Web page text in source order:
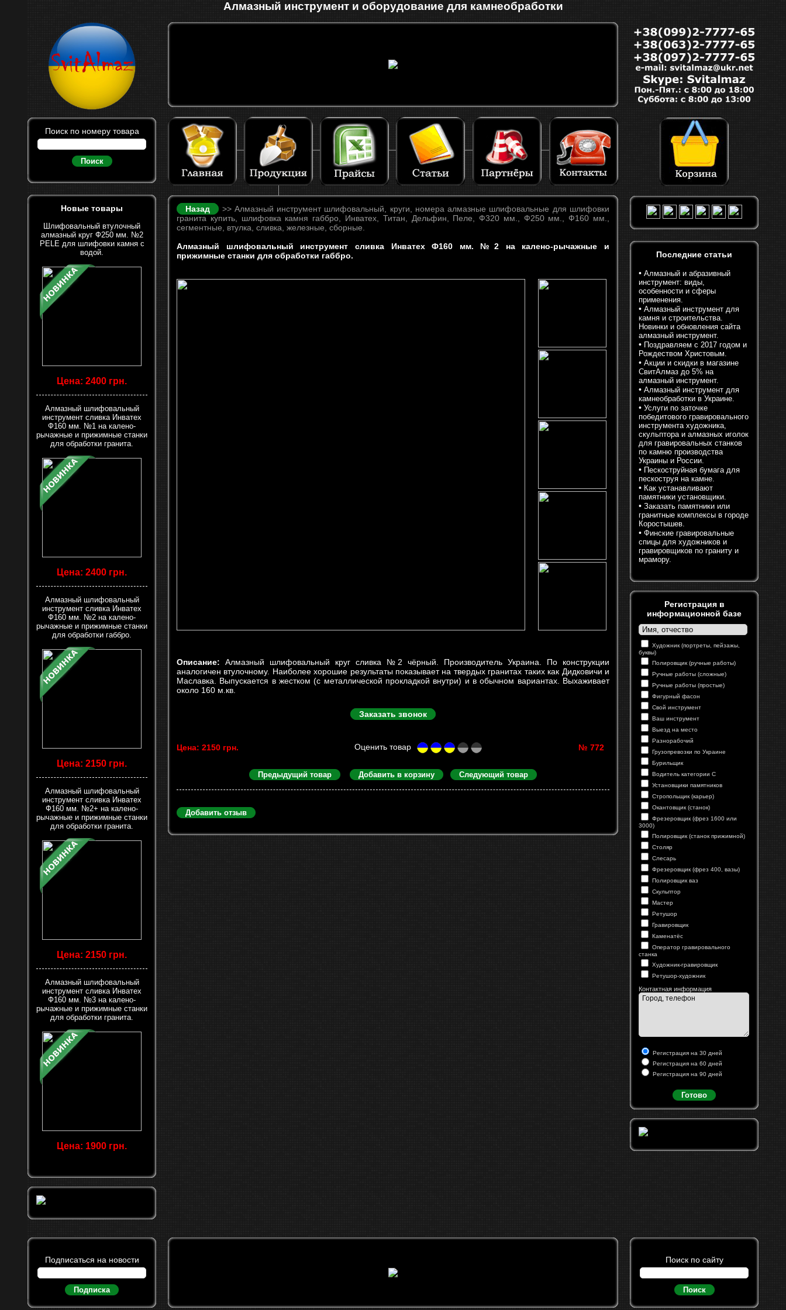
Алмазный инструмент и оборудование для камнеобработки
Поиск по номеру товара
Поиск
Новые товары
Шлифовальный втулочный
алмазный круг Ф250 мм. №2
PELE для шлифовки камня с
водой.
Цена: 2400 грн.
Алмазный шлифовальный
инструмент сливка Инватех
Ф160 мм. №1 на калено-
рычажные и прижимные станки
для обработки гранита.
Цена: 2400 грн.
Алмазный шлифовальный
инструмент сливка Инватех
Ф160 мм. №2 на калено-
рычажные и прижимные станки
для обработки габбро.
Цена: 2150 грн.
Алмазный шлифовальный
инструмент сливка Инватех
Ф160 мм. №2+ на калено-
рычажные и прижимные станки
для обработки гранита.
Цена: 2150 грн.
Алмазный шлифовальный
инструмент сливка Инватех
Ф160 мм. №3 на калено-
рычажные и прижимные станки
для обработки гранита.
Цена: 1900 грн.
Назад
>> Алмазный инструмент шлифовальный, круги, номера алмазные шлифовальные для шлифовки
гранита купить, шлифовка камня габбро, Инватех, Титан, Дельфин, Пеле, Ф320 мм., Ф250 мм., Ф160 мм.,
сегментные, втулка, сливка, железные, сборные.
Алмазный шлифовальный инструмент сливка Инватех Ф160 мм. №2 на калено-рычажные и
прижимные станки для обработки габбро.
Описание: Алмазный шлифовальный круг сливка №2 чёрный. Производитель Украина. По конструкции
аналогичен втулочному. Наиболее хорошие результаты показывает на твердых гранитах таких как Дидковичи и
Маславка. Выпускается в жестком (с металлической прокладкой внутри) и в обычном вариантах. Выхаживает
около 160 м.кв.
Заказать звонок
Цена: 2150 грн. № 772
Предыдущий товар Добавить в корзину Следующий товар
Добавить отзыв
Последние статьи
• Алмазный и абразивный
инструмент: виды,
особенности и сферы
применения.
• Алмазный инструмент для
камня и строительства.
Новинки и обновления сайта
алмазный инструмент.
• Поздравляем с 2017 годом и
Рождеством Христовым.
• Акции и скидки в магазине
СвитАлмаз до 5% на
алмазный инструмент.
• Алмазный инструмент для
камнеобработки в Украине.
• Услуги по заточке
победитового гравировального
инструмента художника,
скульптора и алмазных иголок
для гравировальных станков
по камню производства
Украины и России.
• Пескоструйная бумага для
пескоструя на камне.
• Как устанавливают
памятники установщики.
• Заказать памятники или
гранитные комплексы в городе
Коростышев.
• Финские гравировальные
спицы для художников и
гравировщиков по граниту и
мрамору.
Регистрация в
информационной базе
Художник (портреты, пейзажы,
буквы)
Полировщик (ручные работы)
Ручные работы (сложные)
Ручные работы (простые)
Фигурный фасон
Свой инструмент
Ваш инструмент
Выезд на место
Разнорабочий
Грузопревозки по Украине
Бурильщик
Водитель категории С
Установщики памятников
Стропольщик (карьер)
Окантовщик (станок)
Фрезеровщик (фрез 1600 или
3000)
Полировщик (станок прижимной)
Столяр
Слесарь
Фрезеровщик (фрез 400, вазы)
Полировщик ваз
Скульптор
Мастер
Ретушор
Гравировщик
Каменатёс
Оператор гравировального
станка
Художник-гравировщик
Ретушор-художник
Контактная информация
Регистрация на 30 дней
Регистрация на 60 дней
Регистрация на 90 дней
Готово
Подписаться на новости
Подписка
Поиск по сайту
Поиск